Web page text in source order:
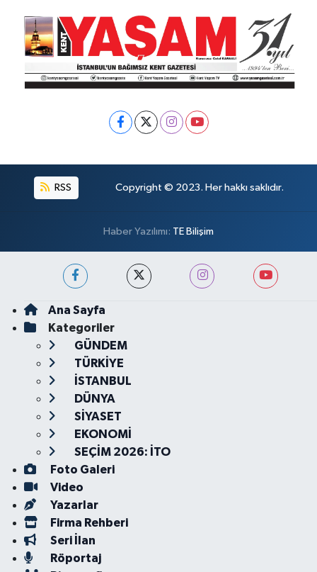
RSS Copyright © 2023. Her hakkı saklıdır.
Haber Yazılımı: TE Bilişim
Ana Sayfa
Kategoriler
GÜNDEM
TÜRKİYE
İSTANBUL
DÜNYA
SİYASET
EKONOMİ
SEÇİM 2026: İTO
Foto Galeri
Video
Yazarlar
Firma Rehberi
Seri İlan
Röportaj